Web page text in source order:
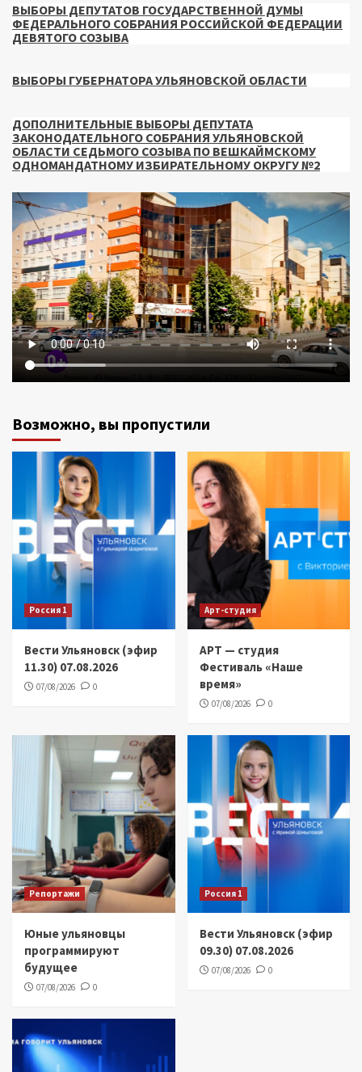
ВЫБОРЫ ДЕПУТАТОВ ГОСУДАРСТВЕННОЙ ДУМЫ
ФЕДЕРАЛЬНОГО СОБРАНИЯ РОССИЙСКОЙ ФЕДЕРАЦИИ
ДЕВЯТОГО СОЗЫВА
ВЫБОРЫ ГУБЕРНАТОРА УЛЬЯНОВСКОЙ ОБЛАСТИ
ДОПОЛНИТЕЛЬНЫЕ ВЫБОРЫ ДЕПУТАТА
ЗАКОНОДАТЕЛЬНОГО СОБРАНИЯ УЛЬЯНОВСКОЙ
ОБЛАСТИ СЕДЬМОГО СОЗЫВА ПО ВЕШКАЙМСКОМУ
ОДНОМАНДАТНОМУ ИЗБИРАТЕЛЬНОМУ ОКРУГУ №2
Возможно, вы пропустили
Россия 1
Вести Ульяновск (эфир
11.30) 07.08.2026
07/08/2026 0
Арт-студия
АРТ — студия
Фестиваль «Наше
время»
07/08/2026 0
Репортажи
Юные ульяновцы
программируют
будущее
07/08/2026 0
Россия 1
Вести Ульяновск (эфир
09.30) 07.08.2026
07/08/2026 0